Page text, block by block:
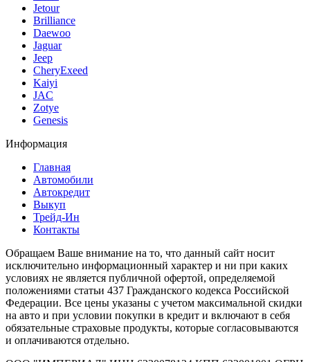
Jetour
Brilliance
Daewoo
Jaguar
Jeep
CheryExeed
Kaiyi
JAC
Zotye
Genesis
Информация
Главная
Автомобили
Автокредит
Выкуп
Трейд-Ин
Контакты
Обращаем Ваше внимание на то, что данный сайт носит
исключительно информационный характер и ни при каких
условиях не является публичной офертой, определяемой
положениями статьи 437 Гражданского кодекса Российской
Федерации. Все цены указаны с учетом максимальной скидки
на авто и при условии покупки в кредит и включают в себя
обязательные страховые продукты, которые согласовываются
и оплачиваются отдельно.